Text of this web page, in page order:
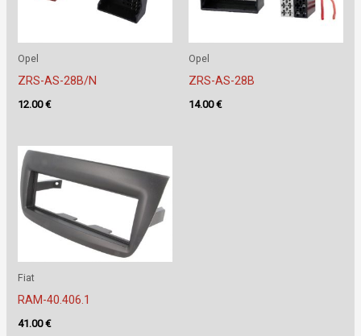
Opel
ZRS-AS-28B/N
12.00€
Opel
ZRS-AS-28B
14.00€
Fiat
RAM-40.406.1
41.00€